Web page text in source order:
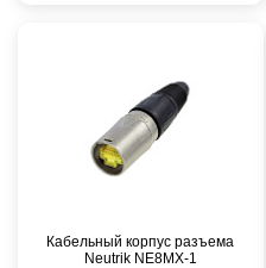
Кабельный корпус разъема
Neutrik NE8MX-1